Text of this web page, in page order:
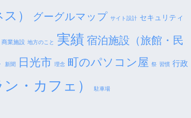
）
グーグルマップ サイト設計 セキュリティ
商業施設 地方のこと 実績 宿泊施設（旅館・民
新聞 日光市 理念 町のパソコン屋 祭 習慣 行政
・カフェ） 駐車場